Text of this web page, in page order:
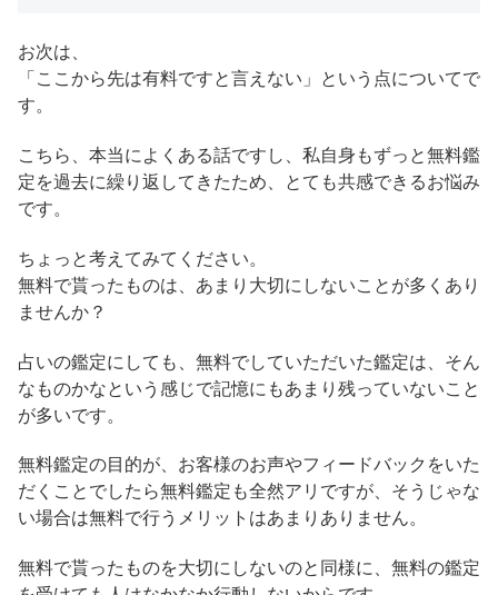
お次は、
「ここから先は有料ですと言えない」という点についてで
す。
こちら、本当によくある話ですし、私自身もずっと無料鑑
定を過去に繰り返してきたため、とても共感できるお悩み
です。
ちょっと考えてみてください。
無料で貰ったものは、あまり大切にしないことが多くあり
ませんか？
占いの鑑定にしても、無料でしていただいた鑑定は、そん
なものかなという感じで記憶にもあまり残っていないこと
が多いです。
無料鑑定の目的が、お客様のお声やフィードバックをいた
だくことでしたら無料鑑定も全然アリですが、そうじゃな
い場合は無料で行うメリットはあまりありません。
無料で貰ったものを大切にしないのと同様に、無料の鑑定